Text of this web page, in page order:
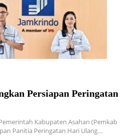
Persiapan Peringatan
Kabupaten Asahan (Pemkab
Panitia Peringatan Hari Ulang…